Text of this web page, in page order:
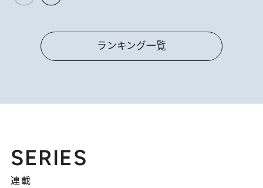
ランキング一覧
SERIES
連載